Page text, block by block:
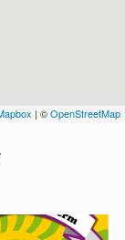
| ©OpenStreetMap